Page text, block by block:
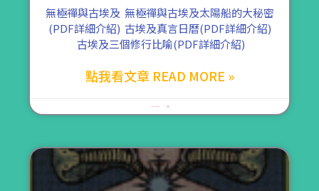
無極禪與古埃及 無極禪與古埃及太陽船的大秘密
(PDF詳細介紹) 古埃及真言日曆(PDF詳細介紹)
古埃及三個修行比喻(PDF詳細介紹)
點我看文章 READ MORE »